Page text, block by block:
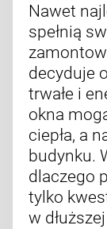
Nawet
spełnią
decyduje
trwałe i
okna
ciepła, a
budynku.
dlaczego
tylko
w